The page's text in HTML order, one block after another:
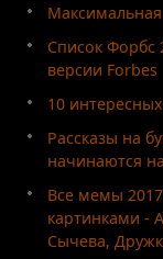
Список Форбс
версии Forbes
10
Рассказы на
начинаются
Все мемы
картинками -
Сычева,